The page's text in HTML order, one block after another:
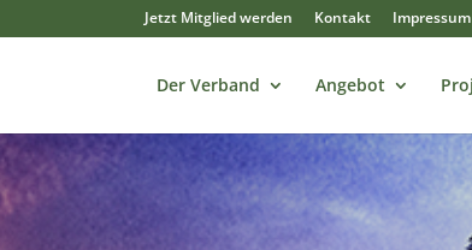
Jetzt Mitglied werden Kontakt Impressum
Der Verband Angebot